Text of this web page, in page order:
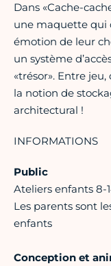
Dans «Cache-
une maquette qui
émotion de leur
un système
«trésor». Entre
la notion de
architectural !
INFORMATIONS
Public
Ateliers enfants 8-
Les parents sont
enfants
Conception et